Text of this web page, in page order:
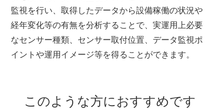
監視を行い、取得したデータから設備稼働の状況や
経年変化等の有無を分析することで、実運用上必要
なセンサー種類、センサー取付位置、データ監視ポ
イントや運用イメージ等を得ることができます。
このような方におすすめです